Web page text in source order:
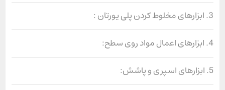
3. ابزارهای مخلوط کردن پلی یورتان :
4. ابزارهای اعمال مواد روی سطح:
5. ابزارهای اسپری و پاشش: